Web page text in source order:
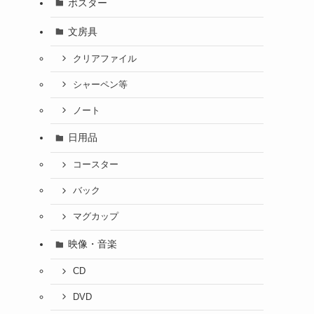
ポスター
文房具
クリアファイル
シャーペン等
ノート
日用品
コースター
バック
マグカップ
映像・音楽
CD
DVD